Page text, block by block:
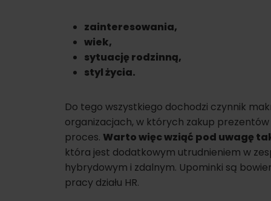
zainteresowania,
wiek,
sytuację rodzinną,
styl życia.
Do tego wszystkiego dochodzi czynnik
organizacjach, w których zakup
proces. Warto więc wziąć pod uwagę
która jest dodatkowym utrudnieniem w
hybrydowym i zdalnym. Upominki są
pracy działu HR.